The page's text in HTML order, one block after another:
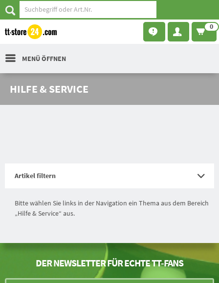
0
MENÜ ÖFFNEN
HILFE & SERVICE
Artikel filtern
Bitte wählen Sie links in der Navigation ein Thema aus dem Bereich
„Hilfe & Service“ aus.
DER NEWSLETTER FÜR ECHTE TT-FANS